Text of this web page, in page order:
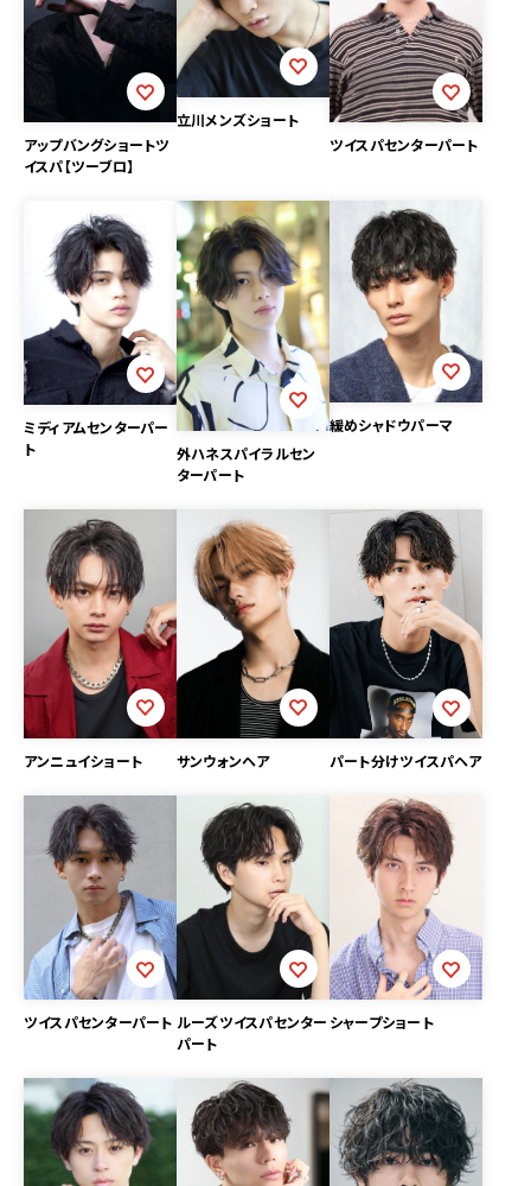
アップバングショートツ
イスパ【ツーブロ】
立川メンズショート
ツイスパセンターパート
ミディアムセンターパー
ト
外ハネスパイラルセン
ターパート
緩めシャドウパーマ
アンニュイショート サンウォンヘア パート分けツイスパヘア
ツイスパセンターパート ルーズツイスパセンター
パート
シャープショート